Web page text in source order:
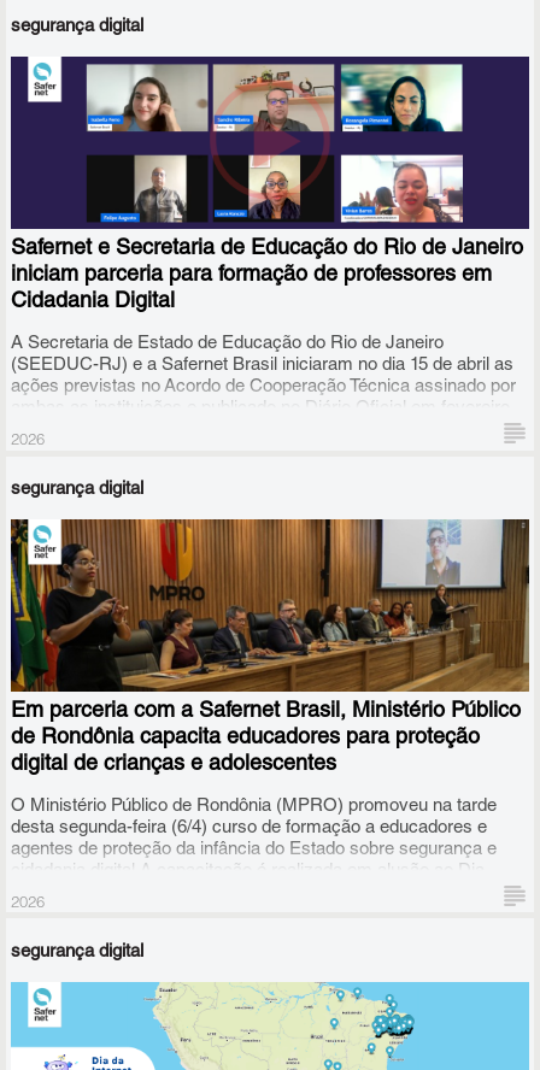
segurança digital
Safernet e Secretaria de Educação do Rio de Janeiro
iniciam parceria para formação de professores em
Cidadania Digital
A Secretaria de Estado de Educação do Rio de Janeiro
(SEEDUC-RJ) e a Safernet Brasil iniciaram no dia 15 de abril as
ações previstas no Acordo de Cooperação Técnica assinado por
ambas as instituições e publicado no Diário Oficial em fevereiro
de 2026.
2026
segurança digital
Em parceria com a Safernet Brasil, Ministério Público
de Rondônia capacita educadores para proteção
digital de crianças e adolescentes
O Ministério Público de Rondônia (MPRO) promoveu na tarde
desta segunda-feira (6/4) curso de formação a educadores e
agentes de proteção da infância do Estado sobre segurança e
cidadania digital.A capacitação é realizada em alusão ao Dia
Nacional de Combate ao Bullying e à Violência na Escola,
2026
segurança digital